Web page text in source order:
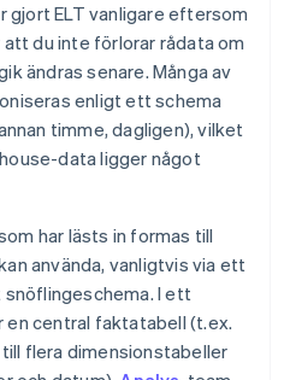
gjort ELT vanligare eftersom
du inte förlorar rådata om
ändras senare. Många av
enligt ett schema
timme, dagligen), vilket
data ligger något
har lästs in formas till
använda, vanligtvis via ett
I ett
en central faktatabell (t.ex.
flera dimensionstabeller